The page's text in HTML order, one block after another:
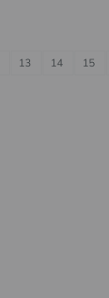
13 14 15